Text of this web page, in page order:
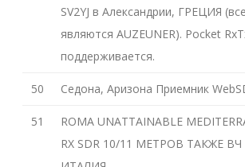
SV2YJ в Александрии, ГРЕЦИЯ
являются AUZEUNER). Pocket
поддерживается.
50 Седона, Аризона Приемник
51
ROMA UNATTAINABLE
RX SDR 10/11 МЕТРОВ ТАКЖЕ ВЧ